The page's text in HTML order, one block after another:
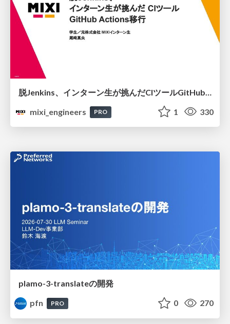
mixi_engineers
PRO 1 330
plamo-3-translateの開発
pfn
PRO 0 270